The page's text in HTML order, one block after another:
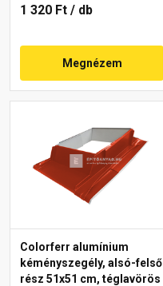
1 320 Ft / db
Megnézem
Colorferr alumínium
kéményszegély, alsó-felső
rész 51x51 cm, téglavörös